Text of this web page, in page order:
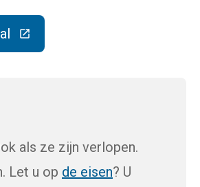
website)
als ze zijn verlopen.
Let u op de eisen? U